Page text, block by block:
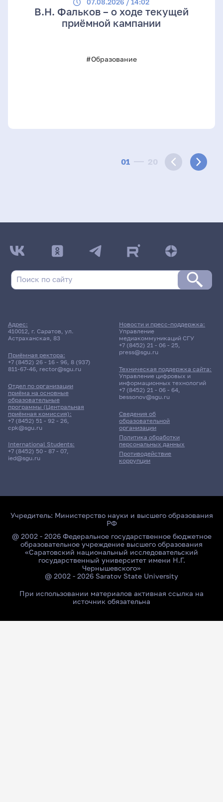
01 20
07.08.2026 / 14:02
В.Н. Фальков – о ходе текущей
приёмной кампании
#Образование
Адрес:
410012, г. Саратов, ул.
Астраханская, 83
Приёмная ректора:
+7 (8452) 26 - 16 - 96, 8 (937)
811-67-46, rector@sgu.ru
Отдел по организации
приёма на основные
образовательные
программы (Центральная
приёмная комиссия):
+7 (8452) 51 - 92 - 26,
cpk@sgu.ru
International Students:
+7 (8452) 50 - 87 - 07,
ied@sgu.ru
Сведения об
образовательной
организации
Политика обработки
персональных данных
Противодействие
коррупции
Новости и пресс-поддержка:
Управление
медиакоммуникаций СГУ
+7 (8452) 21 - 06 - 25,
press@sgu.ru
Техническая поддержка сайта:
Управление цифровых и
информационных технологий
+7 (8452) 21 - 06 - 64,
bessonov@sgu.ru
Учредитель: Министерство науки и высшего образования
РФ
@ 2002 - 2026 Федеральное государственное бюджетное
образовательное учреждение высшего образования
«Саратовский национальный исследовательский
государственный университет имени Н.Г.
Чернышевского»
@ 2002 - 2026 Saratov State University
При использовании материалов активная ссылка на
источник обязательна